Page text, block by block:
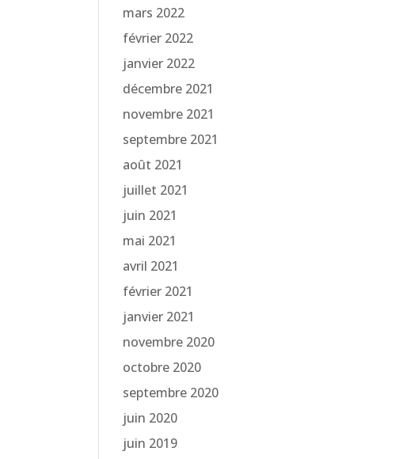
mars 2022
février 2022
janvier 2022
décembre 2021
novembre 2021
septembre 2021
août 2021
juillet 2021
juin 2021
mai 2021
avril 2021
février 2021
janvier 2021
novembre 2020
octobre 2020
septembre 2020
juin 2020
juin 2019